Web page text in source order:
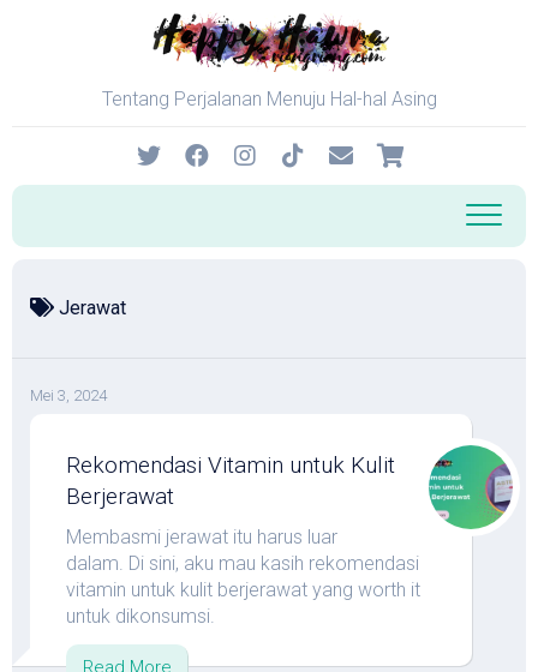
Tentang Perjalanan Menuju Hal-hal Asing
Jerawat
Mei 3, 2024
Rekomendasi Vitamin untuk Kulit
Berjerawat
Membasmi jerawat itu harus luar
dalam. Di sini, aku mau kasih rekomendasi
vitamin untuk kulit berjerawat yang worth it
untuk dikonsumsi.
Read More